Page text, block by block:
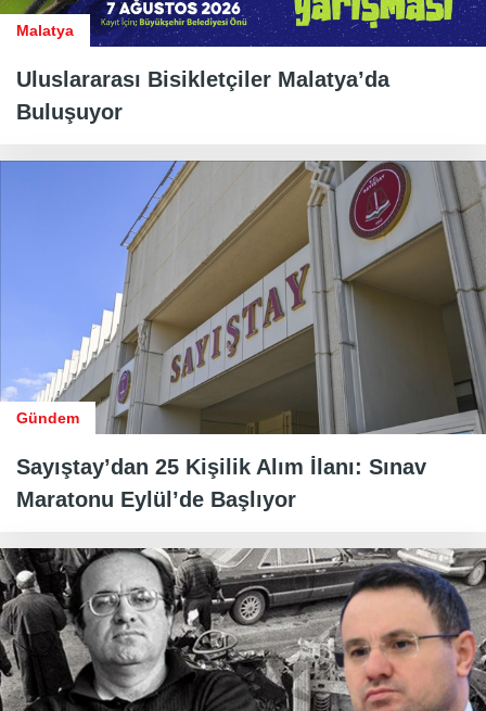
Malatya
Uluslararası Bisikletçiler Malatya’da
Buluşuyor
Gündem
Sayıştay’dan 25 Kişilik Alım İlanı: Sınav
Maratonu Eylül’de Başlıyor